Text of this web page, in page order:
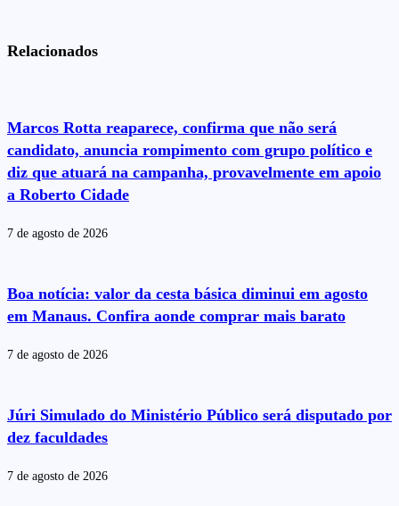
Relacionados
Marcos Rotta reaparece, confirma que não será
candidato, anuncia rompimento com grupo político e
diz que atuará na campanha, provavelmente em apoio
a Roberto Cidade
7 de agosto de 2026
Boa notícia: valor da cesta básica diminui em agosto
em Manaus. Confira aonde comprar mais barato
7 de agosto de 2026
Júri Simulado do Ministério Público será disputado por
dez faculdades
7 de agosto de 2026